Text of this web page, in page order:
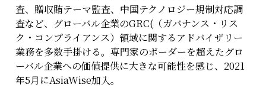
査、贈収賄テーマ監査、中国テクノロジー規制対応調
査など、グローバル企業のGRC(（ガバナンス・リス
ク・コンプライアンス）領域に関するアドバイザリー
業務を多数手掛ける。専門家のボーダーを超えたグロ
ーバル企業への価値提供に大きな可能性を感じ、2021
年5月にAsiaWise加入。